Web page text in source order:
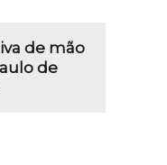
de mão
de